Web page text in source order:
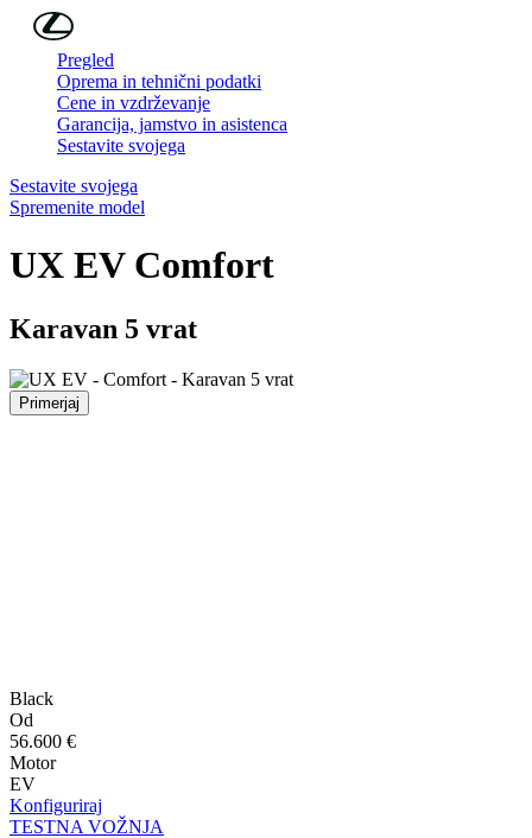
Skip to Main Content
Pregled
Oprema in tehnični podatki
Cene in vzdrževanje
Garancija, jamstvo in asistenca
Sestavite svojega
Sestavite svojega
Spremenite model
UX EV Comfort
Karavan 5 vrat
Primerjaj
Black
Od
56.600 €
Motor
EV
Konfiguriraj
TESTNA VOŽNJA